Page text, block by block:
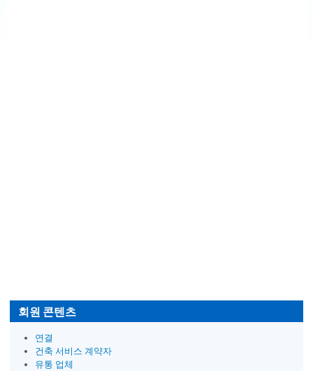
회원 콘텐츠
연결
건축 서비스 계약자
유통 업체